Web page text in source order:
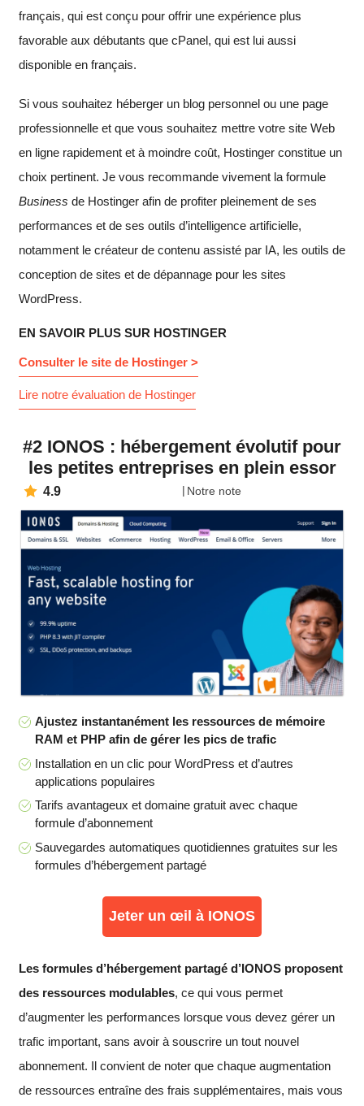
français, qui est conçu pour offrir une expérience plus
favorable aux débutants que cPanel, qui est lui aussi
disponible en français.
Si vous souhaitez héberger un blog personnel ou une page
professionnelle et que vous souhaitez mettre votre site Web
en ligne rapidement et à moindre coût, Hostinger constitue un
choix pertinent. Je vous recommande vivement la formule
Business de Hostinger afin de profiter pleinement de ses
performances et de ses outils d’intelligence artificielle,
notamment le créateur de contenu assisté par IA, les outils de
conception de sites et de dépannage pour les sites
WordPress.
EN SAVOIR PLUS SUR HOSTINGER
Consulter le site de Hostinger >
Lire notre évaluation de Hostinger
#2 IONOS : hébergement évolutif pour
les petites entreprises en plein essor
4.9 Notre note
Ajustez instantanément les ressources de mémoire
RAM et PHP afin de gérer les pics de trafic
Installation en un clic pour WordPress et d’autres
applications populaires
Tarifs avantageux et domaine gratuit avec chaque
formule d’abonnement
Sauvegardes automatiques quotidiennes gratuites sur les
formules d’hébergement partagé
Jeter un œil à IONOS
Les formules d’hébergement partagé d’IONOS proposent
des ressources modulables, ce qui vous permet
d’augmenter les performances lorsque vous devez gérer un
trafic important, sans avoir à souscrire un tout nouvel
abonnement. Il convient de noter que chaque augmentation
de ressources entraîne des frais supplémentaires, mais vous